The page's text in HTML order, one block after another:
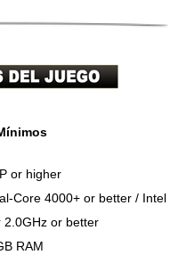
or higher
Core 4000+ or better / Intel
2.0GHz or better
RAM